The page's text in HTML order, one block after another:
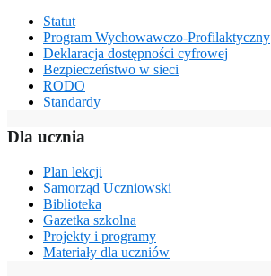
Statut
Program Wychowawczo-Profilaktyczny
Deklaracja dostępności cyfrowej
Bezpieczeństwo w sieci
RODO
Standardy
Dla ucznia
Plan lekcji
Samorząd Uczniowski
Biblioteka
Gazetka szkolna
Projekty i programy
Materiały dla uczniów